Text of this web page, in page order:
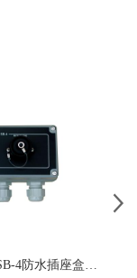
ZENITEL SB-4防水插座盒 适配P-66/P-MT7 墙面安装